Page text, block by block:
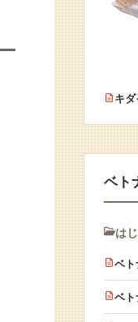
キダ
ベト
は
ベト
ベト